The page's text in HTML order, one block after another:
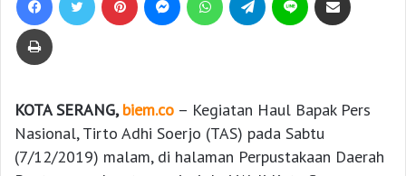
KOTA SERANG, biem.co – Kegiatan Haul Bapak Pers
Nasional, Tirto Adhi Soerjo (TAS) pada Sabtu
(7/12/2019) malam, di halaman Perpustakaan Daerah